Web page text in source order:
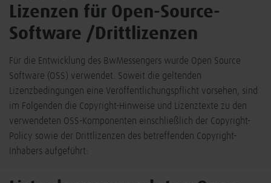
Lizenzen für Open-Source-
Software /Drittlizenzen
Für die Entwicklung des BwMessengers wurde Open Source
Software (OSS) verwendet. Soweit die geltenden
Lizenzbedingungen eine Veröffentlichungspflicht vorsehen, sind
im Folgenden die Copyright-Hinweise und Lizenztexte zu den
verwendeten OSS-Komponenten einschließlich der Copyright-
Policy sowie der Drittlizenzen des betreffenden Copyright-
Inhabers aufgeführt: